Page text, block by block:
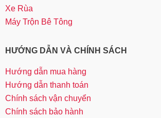
Xe Rùa
Máy Trộn Bê Tông
HƯỚNG DẪN VÀ CHÍNH SÁCH
Hướng dẫn mua hàng
Hướng dẫn thanh toán
Chính sách vận chuyển
Chính sách bảo hành